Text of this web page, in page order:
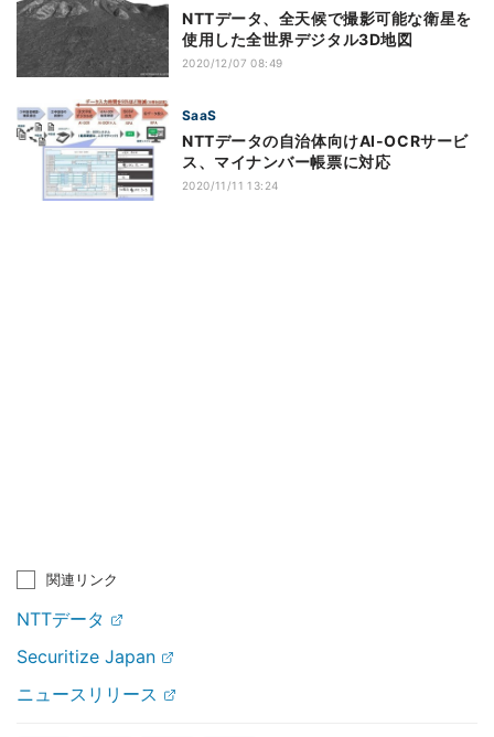
NTTデータ、全天候で撮影可能な衛星を
使用した全世界デジタル3D地図
2020/12/07 08:49
SaaS
NTTデータの自治体向けAI-OCRサービ
ス、マイナンバー帳票に対応
2020/11/11 13:24
関連リンク
NTTデータ
Securitize Japan
ニュースリリース